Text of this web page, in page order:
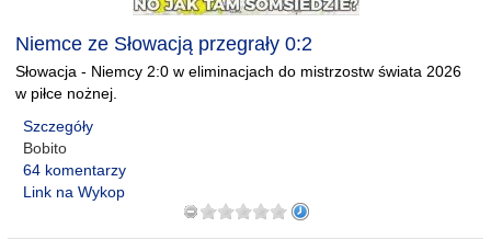
Niemce ze Słowacją przegrały 0:2
Słowacja - Niemcy 2:0 w eliminacjach do mistrzostw świata 2026
w piłce nożnej.
Szczegóły
Bobito
64 komentarzy
Link na Wykop